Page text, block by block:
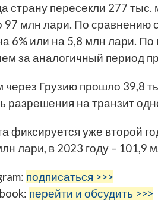
страну пересекли 277 тыс.
97 млн лари. По сравнению
6% или на 5,8 млн лари.
за аналогичный период
через Грузию прошло 39,8
на транзит
фиксируется уже второй
лари, в 2023 году – 101,9
подписаться >>>
перейти и обсудить >>>